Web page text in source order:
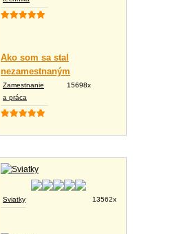
Ako som sa stal
nezamestnaným
Zamestnanie
a práca
15698x
Sviatky 13562x